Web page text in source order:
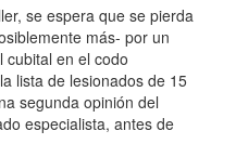
se espera que se pierda
más- por un
cubital en el codo
lista de lesionados de 15
segunda opinión del
especialista, antes de